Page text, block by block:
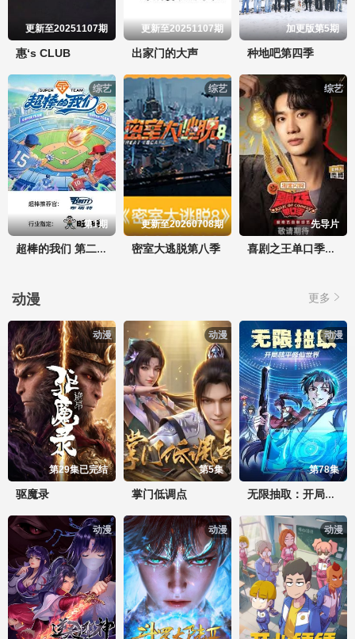
更新至20251107期
惠‘s CLUB
更新至20251107期
出家门的大声
加更版第5期
种地吧第四季
综艺
第1期
超棒的我们 第二季
综艺
更新至20260708期
密室大逃脱第八季
综艺
先导片
喜剧之王单口季第三季
更多
动漫
动漫
第29集已完结
驱魔录
动漫
第5集
掌门低调点
动漫
第78集
无限抽取：开局核平修仙世界
动漫 动漫 动漫